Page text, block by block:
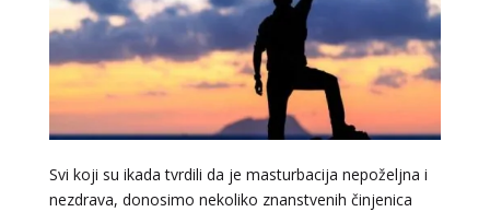
Svi koji su ikada tvrdili da je masturbacija nepoželjna i
nezdrava, donosimo nekoliko znanstvenih činjenica